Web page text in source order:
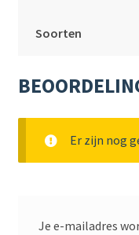
Soorten
Er zijn nog
Je e-mailadres